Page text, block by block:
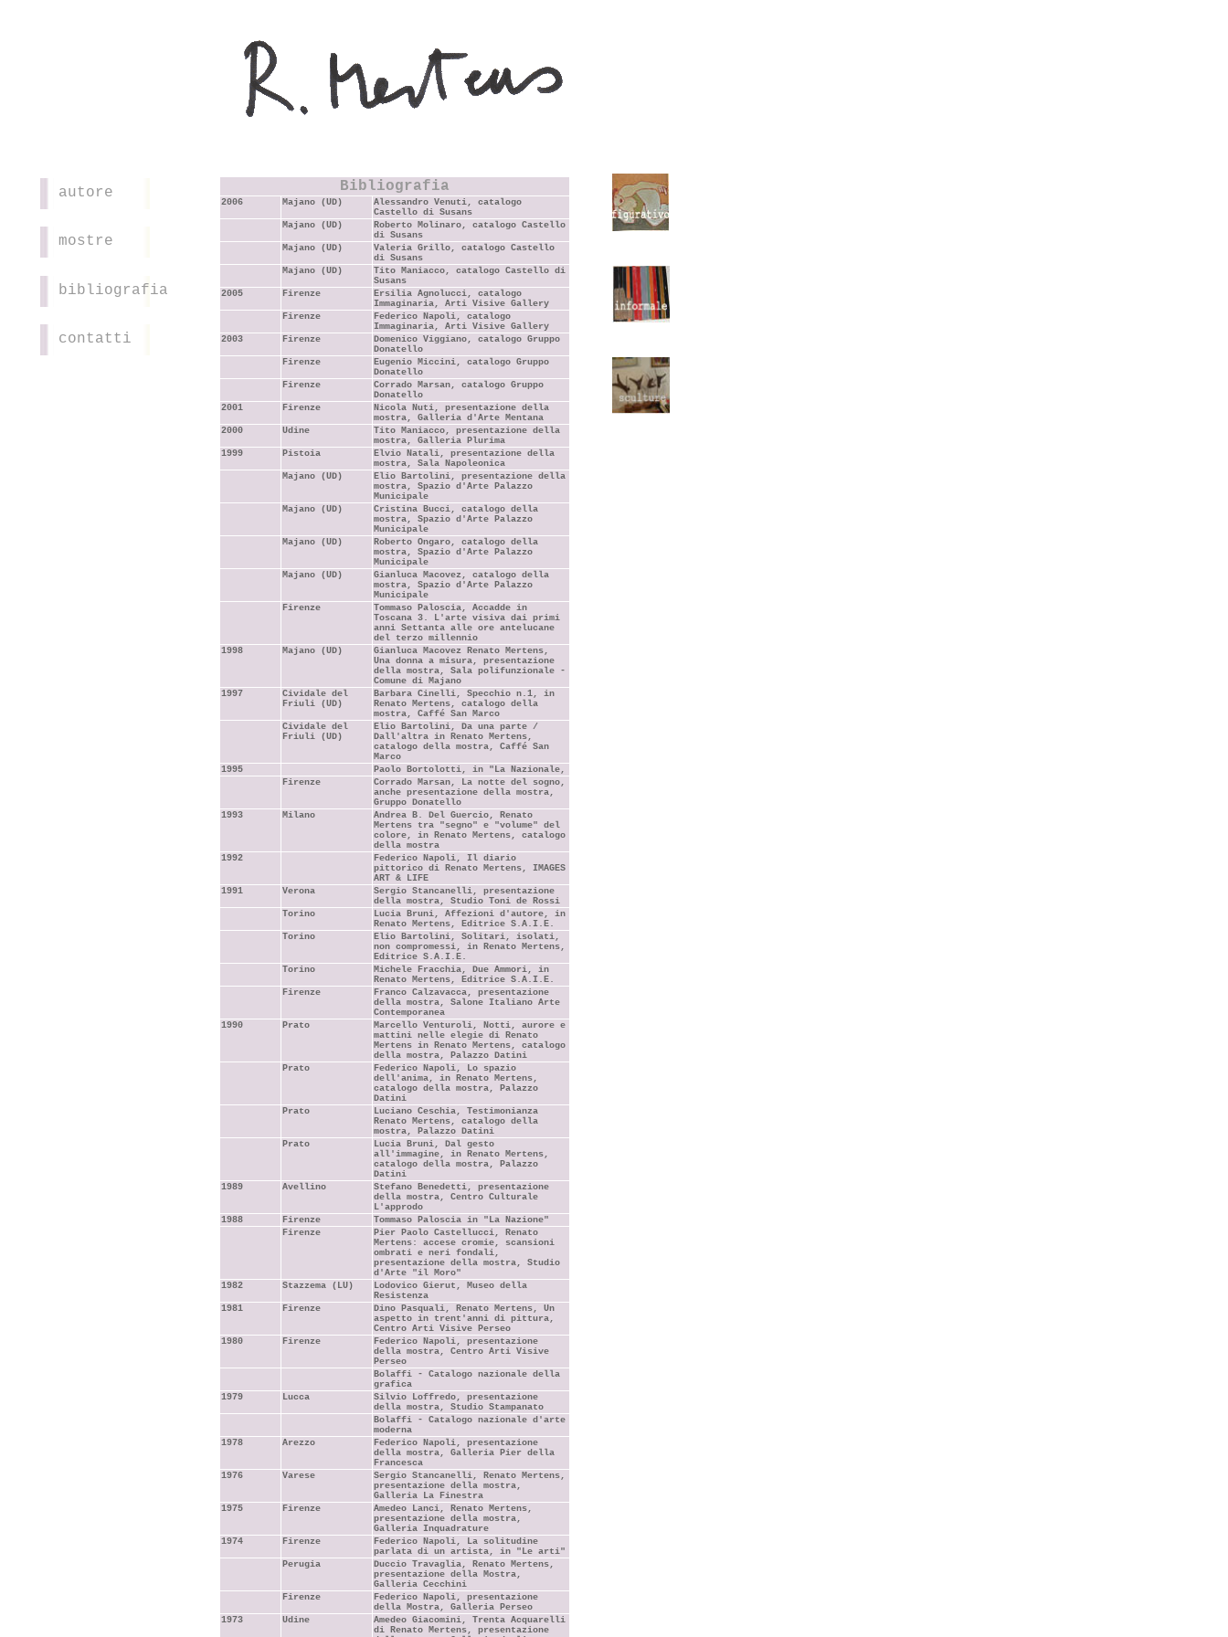
autore
mostre
bibliografia
contatti
Bibliografia
2006 Majano (UD)
Alessandro Venuti, catalogo
Castello di Susans
Majano (UD)
Roberto Molinaro, catalogo Castello
di Susans
Majano (UD)
Valeria Grillo, catalogo Castello
di Susans
Majano (UD)
Tito Maniacco, catalogo Castello di
Susans
2005
Firenze
Ersilia Agnolucci, catalogo
Immaginaria, Arti Visive Gallery
Firenze
Federico Napoli, catalogo
Immaginaria, Arti Visive Gallery
2003
Firenze
Domenico Viggiano, catalogo Gruppo
Donatello
Firenze
Eugenio Miccini, catalogo Gruppo
Donatello
Firenze
Corrado Marsan, catalogo Gruppo
Donatello
2001
Firenze
Nicola Nuti, presentazione della
mostra, Galleria d'Arte Mentana
2000
Udine
Tito Maniacco, presentazione della
mostra, Galleria Plurima
1999
Pistoia
Elvio Natali, presentazione della
mostra, Sala Napoleonica
Majano (UD)
Elio Bartolini, presentazione della
mostra, Spazio d'Arte Palazzo
Municipale
Majano (UD)
Cristina Bucci, catalogo della
mostra, Spazio d'Arte Palazzo
Municipale
Majano (UD)
Roberto Ongaro, catalogo della
mostra, Spazio d'Arte Palazzo
Municipale
Majano (UD)
Gianluca Macovez, catalogo della
mostra, Spazio d'Arte Palazzo
Municipale
Firenze
Tommaso Paloscia, Accadde in
Toscana 3. L'arte visiva dai primi
anni Settanta alle ore antelucane
del terzo millennio
1998
Majano (UD)
Gianluca Macovez Renato Mertens,
Una donna a misura, presentazione
della mostra, Sala polifunzionale -
Comune di Majano
1997
Cividale del
Friuli (UD)
Barbara Cinelli, Specchio n.1, in
Renato Mertens, catalogo della
mostra, Caffé San Marco
Cividale del
Friuli (UD)
Elio Bartolini, Da una parte /
Dall'altra in Renato Mertens,
catalogo della mostra, Caffé San
Marco
1995
Paolo Bortolotti, in "La Nazionale,
Firenze
Corrado Marsan, La notte del sogno,
anche presentazione della mostra,
Gruppo Donatello
1993
Milano
Andrea B. Del Guercio, Renato
Mertens tra "segno" e "volume" del
colore, in Renato Mertens, catalogo
della mostra
1992
Federico Napoli, Il diario
pittorico di Renato Mertens, IMAGES
ART & LIFE
1991
Verona
Sergio Stancanelli, presentazione
della mostra, Studio Toni de Rossi
Torino
Lucia Bruni, Affezioni d'autore, in
Renato Mertens, Editrice S.A.I.E.
Torino
Elio Bartolini, Solitari, isolati,
non compromessi, in Renato Mertens,
Editrice S.A.I.E.
Torino
Michele Fracchia, Due Ammori, in
Renato Mertens, Editrice S.A.I.E.
Firenze
Franco Calzavacca, presentazione
della mostra, Salone Italiano Arte
Contemporanea
1990
Prato
Marcello Venturoli, Notti, aurore e
mattini nelle elegie di Renato
Mertens in Renato Mertens, catalogo
della mostra, Palazzo Datini
Prato
Federico Napoli, Lo spazio
dell'anima, in Renato Mertens,
catalogo della mostra, Palazzo
Datini
Prato
Luciano Ceschia, Testimonianza
Renato Mertens, catalogo della
mostra, Palazzo Datini
Prato
Lucia Bruni, Dal gesto
all'immagine, in Renato Mertens,
catalogo della mostra, Palazzo
Datini
1989
Avellino
Stefano Benedetti, presentazione
della mostra, Centro Culturale
L'approdo
1988
Firenze
Tommaso Paloscia in "La Nazione"
Firenze
Pier Paolo Castellucci, Renato
Mertens: accese cromie, scansioni
ombrati e neri fondali,
presentazione della mostra, Studio
d'Arte "il Moro"
1982
Stazzema (LU)
Lodovico Gierut, Museo della
Resistenza
1981
Firenze
Dino Pasquali, Renato Mertens, Un
aspetto in trent'anni di pittura,
Centro Arti Visive Perseo
1980
Firenze
Federico Napoli, presentazione
della mostra, Centro Arti Visive
Perseo
Bolaffi - Catalogo nazionale della
grafica
1979
Lucca
Silvio Loffredo, presentazione
della mostra, Studio Stampanato
Bolaffi - Catalogo nazionale d'arte
moderna
1978
Arezzo
Federico Napoli, presentazione
della mostra, Galleria Pier della
Francesca
1976
Varese
Sergio Stancanelli, Renato Mertens,
presentazione della mostra,
Galleria La Finestra
1975
Firenze
Amedeo Lanci, Renato Mertens,
presentazione della mostra,
Galleria Inquadrature
1974
Firenze
Federico Napoli, La solitudine
parlata di un artista, in "Le arti"
Perugia
Duccio Travaglia, Renato Mertens,
presentazione della Mostra,
Galleria Cecchini
Firenze
Federico Napoli, presentazione
della Mostra, Galleria Perseo
1973
Udine
Amedeo Giacomini, Trenta Acquarelli
di Renato Mertens, presentazione